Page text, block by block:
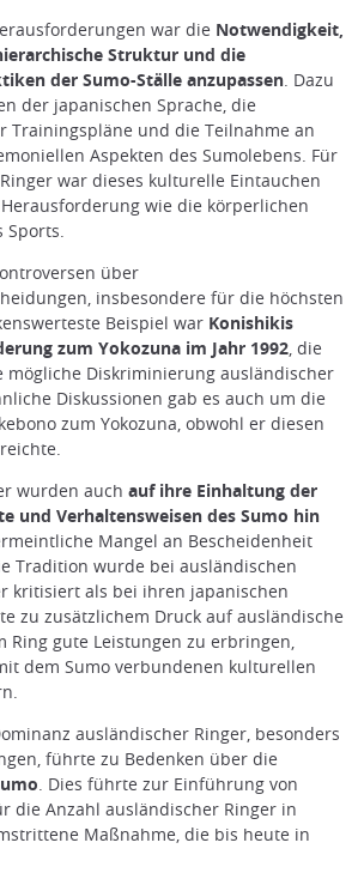
war die Notwendigkeit,
Struktur und die
der Sumo-Ställe anzupassen . Dazu
der japanischen Sprache, die
Trainingspläne und die Teilnahme an
Aspekten des Sumolebens. Für
war dieses kulturelle Eintauchen
wie die körperlichen
über
insbesondere für die höchsten
Beispiel war Konishikis
zum Yokozuna im Jahr 1992 , die
mögliche Diskriminierung ausländischer
Diskussionen gab es auch um die
zum Yokozuna, obwohl er diesen
wurden auch auf ihre Einhaltung der
und Verhaltensweisen des Sumo hin
Mangel an Bescheidenheit
Tradition wurde bei ausländischen
kritisiert als bei ihren japanischen
zu zusätzlichem Druck auf ausländische
Ring gute Leistungen zu erbringen,
dem Sumo verbundenen kulturellen
ausländischer Ringer, besonders
führte zu Bedenken über die
. Dies führte zur Einführung von
die Anzahl ausländischer Ringer in
Maßnahme, die bis heute in